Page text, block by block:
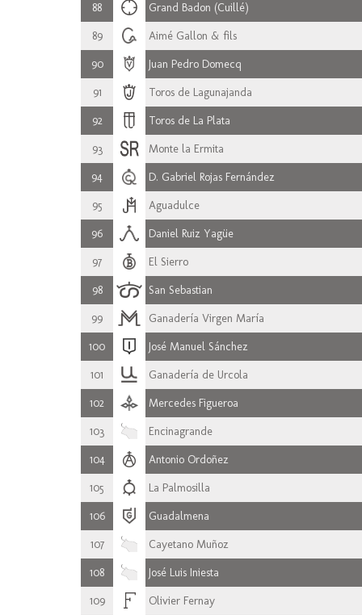
88 Grand Badon (Cuillé)
89 Aimé Gallon & fils
90 Juan Pedro Domecq
91 Toros de Lagunajanda
92 Toros de La Plata
93 Monte la Ermita
94 D. Gabriel Rojas Fernández
95 Aguadulce
96 Daniel Ruiz Yagüe
97 El Sierro
98 San Sebastian
99 Ganadería Virgen María
100 José Manuel Sánchez
101 Ganadería de Urcola
102 Mercedes Figueroa
103 Encinagrande
104 Antonio Ordoñez
105 La Palmosilla
106 Guadalmena
107 Cayetano Muñoz
108 José Luis Iniesta
109 Olivier Fernay